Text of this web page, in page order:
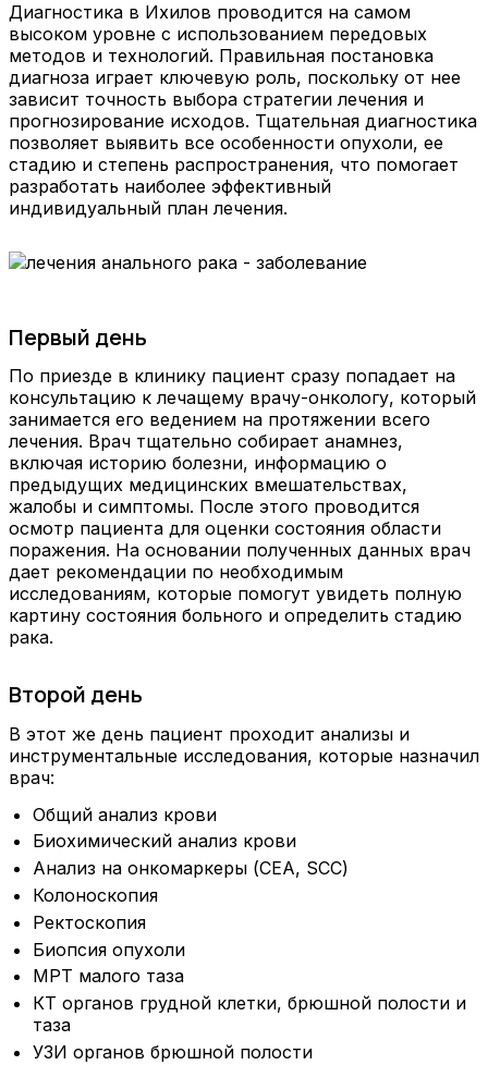
Диагностика в Ихилов проводится на самом
высоком уровне с использованием передовых
методов и технологий. Правильная постановка
диагноза играет ключевую роль, поскольку от нее
зависит точность выбора стратегии лечения и
прогнозирование исходов. Тщательная диагностика
позволяет выявить все особенности опухоли, ее
стадию и степень распространения, что помогает
разработать наиболее эффективный
индивидуальный план лечения.
Первый день
По приезде в клинику пациент сразу попадает на
консультацию к лечащему врачу-онкологу, который
занимается его ведением на протяжении всего
лечения. Врач тщательно собирает анамнез,
включая историю болезни, информацию о
предыдущих медицинских вмешательствах,
жалобы и симптомы. После этого проводится
осмотр пациента для оценки состояния области
поражения. На основании полученных данных врач
дает рекомендации по необходимым
исследованиям, которые помогут увидеть полную
картину состояния больного и определить стадию
рака.
Второй день
В этот же день пациент проходит анализы и
инструментальные исследования, которые назначил
врач:
Общий анализ крови
Биохимический анализ крови
Анализ на онкомаркеры (CEA, SCC)
Колоноскопия
Ректоскопия
Биопсия опухоли
МРТ малого таза
КТ органов грудной клетки, брюшной полости и
таза
УЗИ органов брюшной полости